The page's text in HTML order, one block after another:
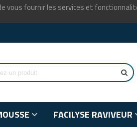
vous fournir les services et
FACILYSE RAVIVEUR